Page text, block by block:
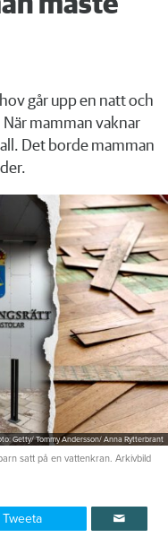
går upp en natt och
mamman vaknar
Det borde mamman
Getty/ Tommy Andersson/ Anna Rytterbrant
satt på en vattenkran. Arkivbild
Tweeta